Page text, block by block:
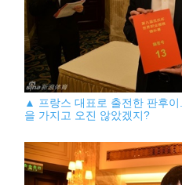
▲ 프랑스 대표로 출전한 판후
을 가지고 오진 않았겠지?